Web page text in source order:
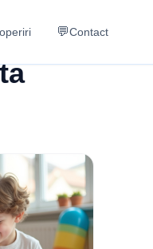
💬Contact